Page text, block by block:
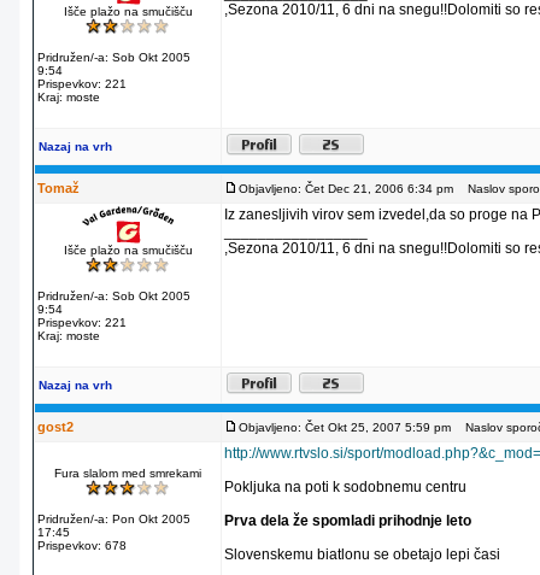
Išče plažo na smučišču
Pridružen/-a: Sob Okt 2005
9:54
Prispevkov: 221
Kraj: moste
,Sezona 2010/11, 6 dni na snegu!!Dolomiti so
Nazaj na vrh
Tomaž Objavljeno: Čet Dec 21, 2006 6:34 pm Naslov
Išče plažo na smučišču
Pridružen/-a: Sob Okt 2005
9:54
Prispevkov: 221
Kraj: moste
Iz zanesljivih virov sem izvedel,da so proge na
,Sezona 2010/11, 6 dni na snegu!!Dolomiti so
Nazaj na vrh
gost2 Objavljeno: Čet Okt 25, 2007 5:59 pm Naslov
Fura slalom med smrekami
Pridružen/-a: Pon Okt 2005
17:45
Prispevkov: 678
http://www.rtvslo.si/sport/
Pokljuka na poti k sodobnemu centru
Prva dela že spomladi prihodnje leto
Slovenskemu biatlonu se obetajo lepi časi